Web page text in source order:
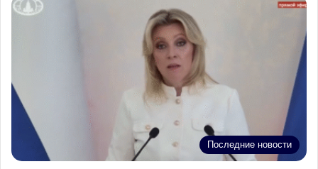
Последние новости